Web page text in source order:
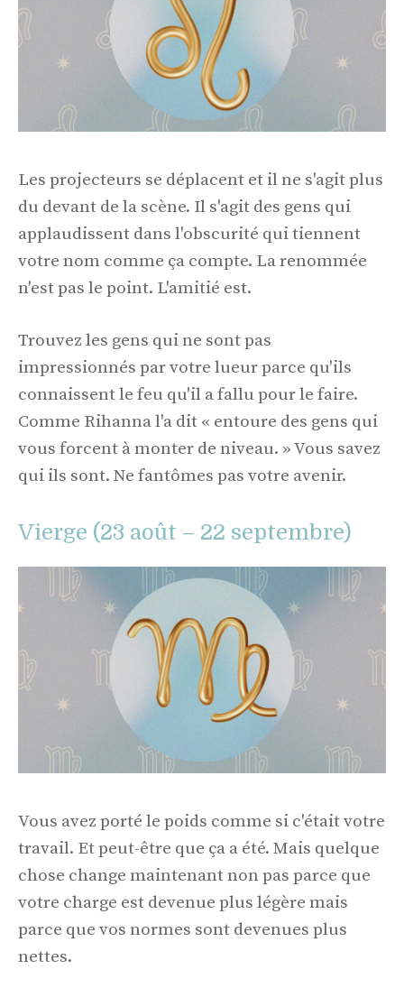
Les projecteurs se déplacent et il ne s'agit plus
du devant de la scène. Il s'agit des gens qui
applaudissent dans l'obscurité qui tiennent
votre nom comme ça compte. La renommée
n'est pas le point. L'amitié est.
Trouvez les gens qui ne sont pas
impressionnés par votre lueur parce qu'ils
connaissent le feu qu'il a fallu pour le faire.
Comme Rihanna l'a dit « entoure des gens qui
vous forcent à monter de niveau. » Vous savez
qui ils sont. Ne fantômes pas votre avenir.
Vierge (23 août – 22 septembre)
Vous avez porté le poids comme si c'était votre
travail. Et peut-être que ça a été. Mais quelque
chose change maintenant non pas parce que
votre charge est devenue plus légère mais
parce que vos normes sont devenues plus
nettes.